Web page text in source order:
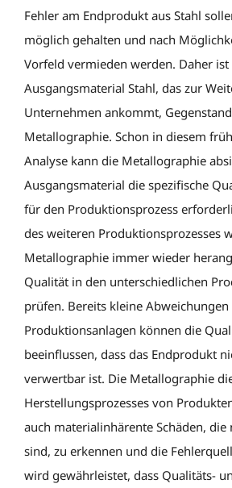
Fehler am Endprodukt aus Stahl
möglich gehalten und nach
Vorfeld vermieden werden. Daher ist
Ausgangsmaterial Stahl, das zur
Unternehmen ankommt,
Metallographie. Schon in diesem
Analyse kann die Metallographie
Ausgangsmaterial die spezifische
für den Produktionsprozess
des weiteren Produktionsprozesses
Metallographie immer wieder
Qualität in den unterschiedlichen
prüfen. Bereits kleine Abweichungen
Produktionsanlagen können die
beeinflussen, dass das Endprodukt
verwertbar ist. Die Metallographie
Herstellungsprozesses von
auch materialinhärente Schäden,
sind, zu erkennen und die
wird gewährleistet, dass Qualitäts-